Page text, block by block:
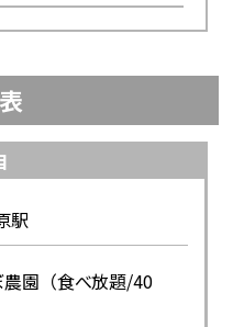
駅
園（食べ放題/40